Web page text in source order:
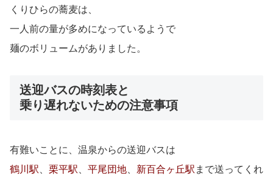
くりひらの蕎麦は、
一人前の量が多めになっているようで
麺のボリュームがありました。
送迎バスの時刻表と
乗り遅れないための注意事項
有難いことに、温泉からの送迎バスは
鶴川駅
栗平駅 平尾団地 新百合ヶ丘駅 まで送ってくれ